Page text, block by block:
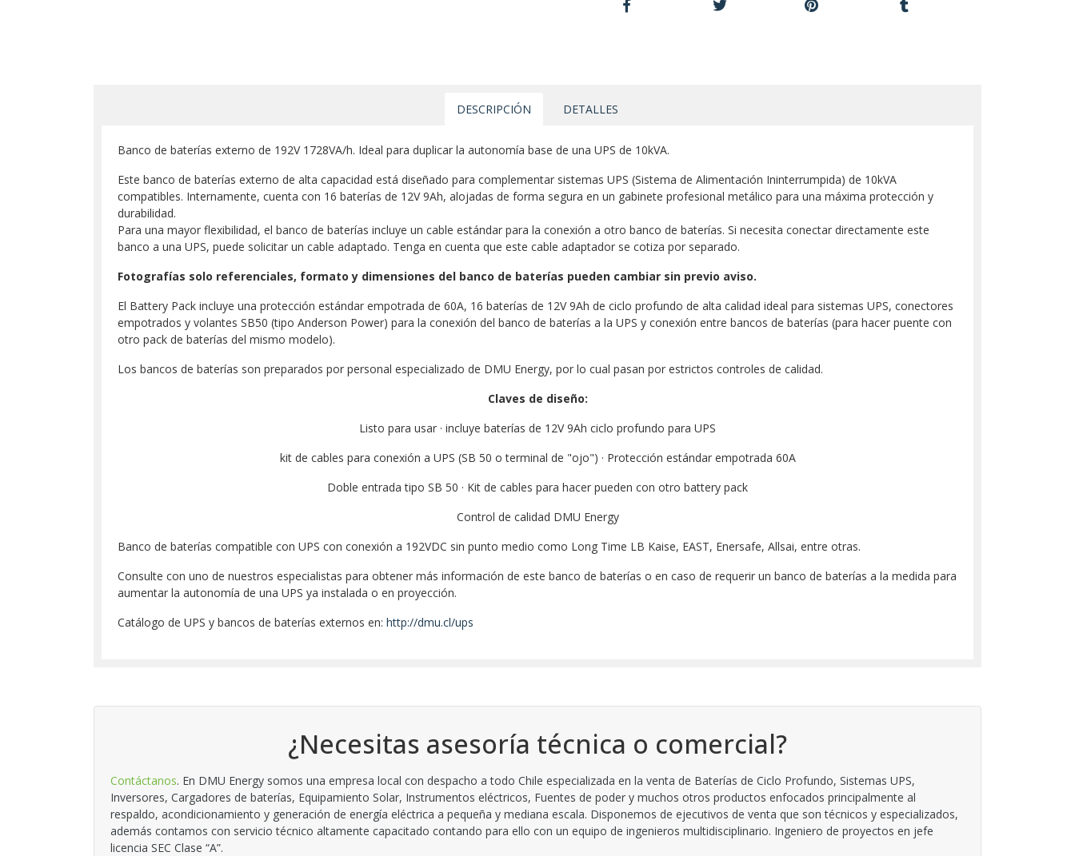
DESCRIPCIÓN DETALLES
Banco de baterías externo de 192V 1728VA/h. Ideal para duplicar la autonomía base de una UPS de 10kVA.
Este banco de baterías externo de alta capacidad está diseñado para complementar sistemas UPS (Sistema de Alimentación Ininterrumpida) de 10kVA
compatibles. Internamente, cuenta con 16 baterías de 12V 9Ah, alojadas de forma segura en un gabinete profesional metálico para una máxima protección y
durabilidad.
Para una mayor flexibilidad, el banco de baterías incluye un cable estándar para la conexión a otro banco de baterías. Si necesita conectar directamente este
banco a una UPS, puede solicitar un cable adaptado. Tenga en cuenta que este cable adaptador se cotiza por separado.
Fotografías solo referenciales, formato y dimensiones del banco de baterías pueden cambiar sin previo aviso.
El Battery Pack incluye una protección estándar empotrada de 60A, 16 baterías de 12V 9Ah de ciclo profundo de alta calidad ideal para sistemas UPS, conectores
empotrados y volantes SB50 (tipo Anderson Power) para la conexión del banco de baterías a la UPS y conexión entre bancos de baterías (para hacer puente con
otro pack de baterías del mismo modelo).
Los bancos de baterías son preparados por personal especializado de DMU Energy, por lo cual pasan por estrictos controles de calidad.
Claves de diseño:
Listo para usar · incluye baterías de 12V 9Ah ciclo profundo para UPS
kit de cables para conexión a UPS (SB 50 o terminal de "ojo") · Protección estándar empotrada 60A
Doble entrada tipo SB 50 · Kit de cables para hacer pueden con otro battery pack
Control de calidad DMU Energy
Banco de baterías compatible con UPS con conexión a 192VDC sin punto medio como Long Time LB Kaise, EAST, Enersafe, Allsai, entre otras.
Consulte con uno de nuestros especialistas para obtener más información de este banco de baterías o en caso de requerir un banco de baterías a la medida para
aumentar la autonomía de una UPS ya instalada o en proyección.
Catálogo de UPS y bancos de baterías externos en: http://dmu.cl/ups
¿Necesitas asesoría técnica o comercial?
Contáctanos. En DMU Energy somos una empresa local con despacho a todo Chile especializada en la venta de Baterías de Ciclo Profundo, Sistemas UPS,
Inversores, Cargadores de baterías, Equipamiento Solar, Instrumentos eléctricos, Fuentes de poder y muchos otros productos enfocados principalmente al
respaldo, acondicionamiento y generación de energía eléctrica a pequeña y mediana escala. Disponemos de ejecutivos de venta que son técnicos y especializados,
además contamos con servicio técnico altamente capacitado contando para ello con un equipo de ingenieros multidisciplinario. Ingeniero de proyectos en jefe
licencia SEC Clase “A”.